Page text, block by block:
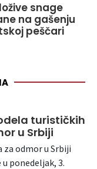
snage
na gašenju
peščari
turističkih
u Srbiji
za odmor u Srbiji
ponedeljak, 3.